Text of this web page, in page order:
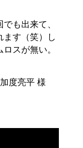
も出来て、
ます（笑）し
スが無い。
度亮平 様